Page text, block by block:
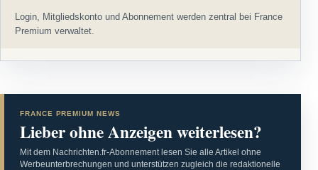
Login, Mitgliedskonto und Abonnement werden zentral bei France
Premium verwaltet.
FRANCE PREMIUM NEWS
Lieber ohne Anzeigen weiterlesen?
Mit dem Nachrichten.fr-Abonnement lesen Sie alle Artikel ohne
Werbeunterbrechungen und unterstützen zugleich die redaktionelle